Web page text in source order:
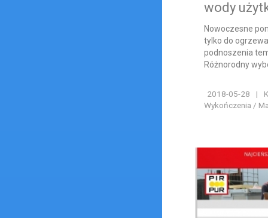
wody
Nowoczesne
tylko do
podnoszenia
Różnorodny
2018-05-28 |
Wykończenia /